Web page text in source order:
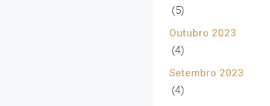
(5)
Outubro 2023
(4)
Setembro 2023
(4)